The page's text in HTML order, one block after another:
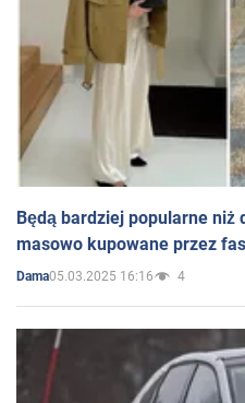
Będą bardziej popularne
masowo kupowane przez
Dama05.03.2025 16:16 4